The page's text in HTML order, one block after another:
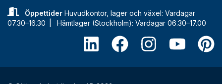
ÖppettiderHuvudkontor, lager och växel: Vardagar
07.30–16.30 | Hämtlager (Stockholm): Vardagar 06.30–17.00